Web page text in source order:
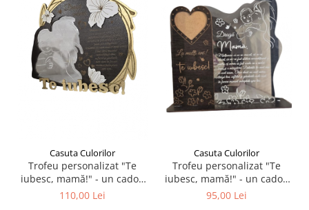
Casuta Culorilor
Trofeu personalizat "Te
iubesc, mamă!" - un cadou
unic și emoționant pentru
110,00 Lei
Casuta Culorilor
Trofeu personalizat "Te
iubesc, mamă!" - un cadou
unic și emoționant pentru
95,00 Lei